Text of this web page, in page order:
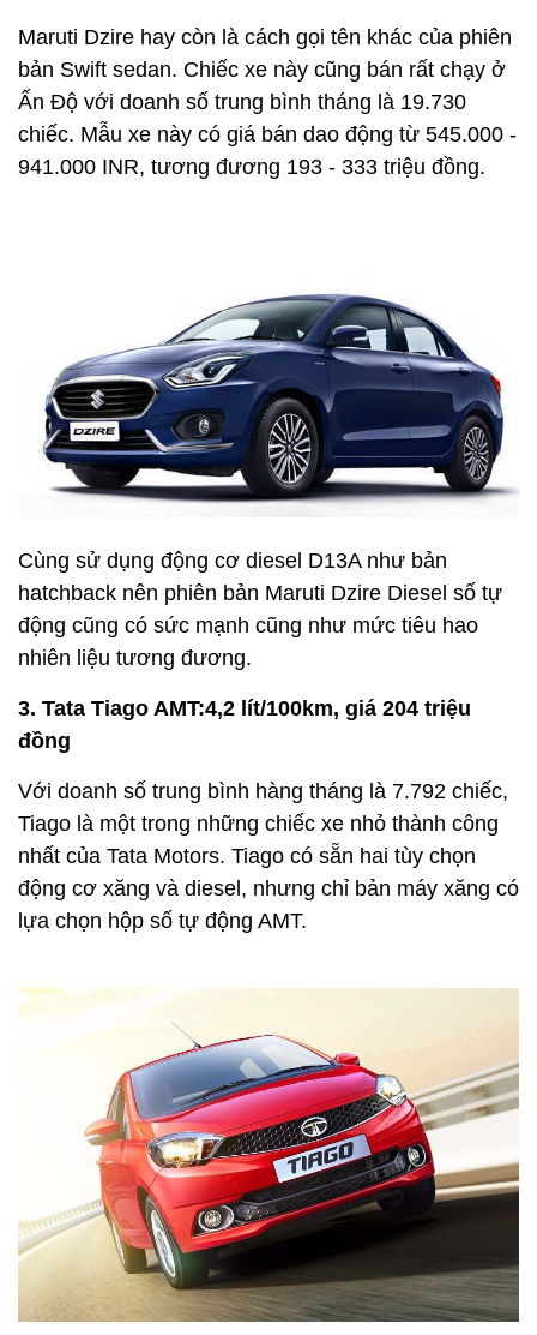
Maruti Dzire hay còn là cách gọi tên khác của phiên
bản Swift sedan. Chiếc xe này cũng bán rất chạy ở
Ấn Độ với doanh số trung bình tháng là 19.730
chiếc. Mẫu xe này có giá bán dao động từ 545.000 -
941.000 INR, tương đương 193 - 333 triệu đồng.
Cùng sử dụng động cơ diesel D13A như bản
hatchback nên phiên bản Maruti Dzire Diesel số tự
động cũng có sức mạnh cũng như mức tiêu hao
nhiên liệu tương đương.
3. Tata Tiago AMT:4,2 lít/100km, giá 204 triệu
đồng
Với doanh số trung bình hàng tháng là 7.792 chiếc,
Tiago là một trong những chiếc xe nhỏ thành công
nhất của Tata Motors. Tiago có sẵn hai tùy chọn
động cơ xăng và diesel, nhưng chỉ bản máy xăng có
lựa chọn hộp số tự động AMT.